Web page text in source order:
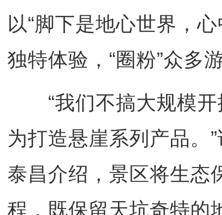
以“脚下是地心世界，
独特体验，“圈粉”众多
“我们不搞大规模开
为打造悬崖系列产品。
泰昌介绍，景区将生态
程，既保留天坑奇特的